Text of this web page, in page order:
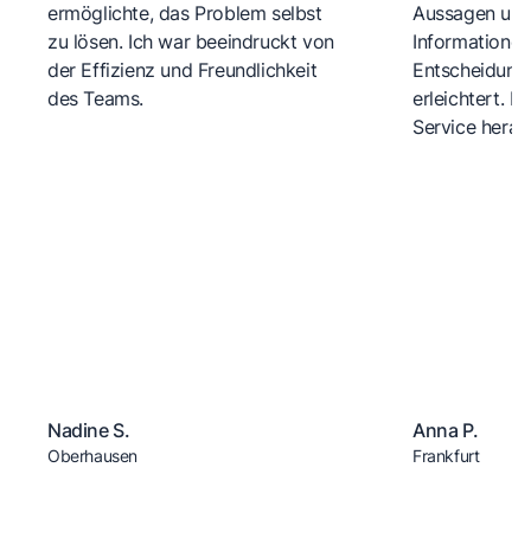
ermöglichte, das Problem selbst
zu lösen. Ich war beeindruckt von
der Effizienz und Freundlichkeit
des Teams.
Nadine S.
Oberhausen
Aussagen
erleichtert.
Service
Anna P.
Frankfurt